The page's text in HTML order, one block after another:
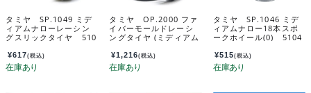
タミヤ SP.1049 ミデ
ィアムナローレーシン
グスリックタイヤ 510
¥617(税込)
タミヤ OP.2000 ファ
イバーモールドレーシ
ングタイヤ (ミディアム
¥1,216(税込)
タミヤ SP.1046 ミデ
ィアムナロー18本スポ
ークホイール(0) 5104
¥515(税込)